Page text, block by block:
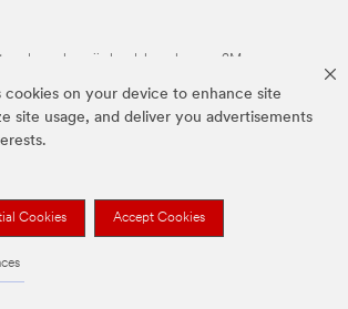
cookies on your device to enhance site
site usage, and deliver you advertisements
Cookies Accept Cookies
merken zijn handelsmerken van 3M.we